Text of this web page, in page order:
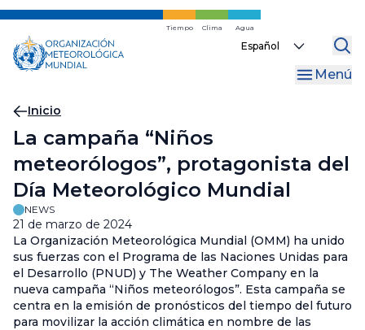
Ir
contenido
principal
Tiempo Clima Agua
Select
Menú
Migas
de
pan
Inicio
La campaña “Niños
meteorólogos”, protagonista del
Día Meteorológico Mundial
NEWS
21 de marzo de 2024
La Organización Meteorológica Mundial (OMM) ha unido
sus fuerzas con el Programa de las Naciones Unidas para
el Desarrollo (PNUD) y The Weather Company en la
nueva campaña “Niños meteorólogos”. Esta campaña se
centra en la emisión de pronósticos del tiempo del futuro
para movilizar la acción climática en nombre de las